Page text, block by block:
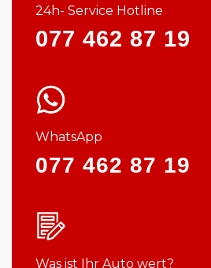
24h- Service Hotline
077 462 87 19
WhatsApp
077 462 87 19
Was ist Ihr Auto wert?